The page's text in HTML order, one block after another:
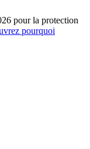
pour la protection
pourquoi